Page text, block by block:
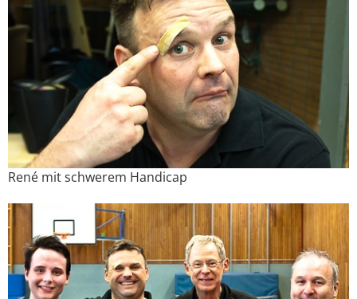
René mit schwerem Handicap